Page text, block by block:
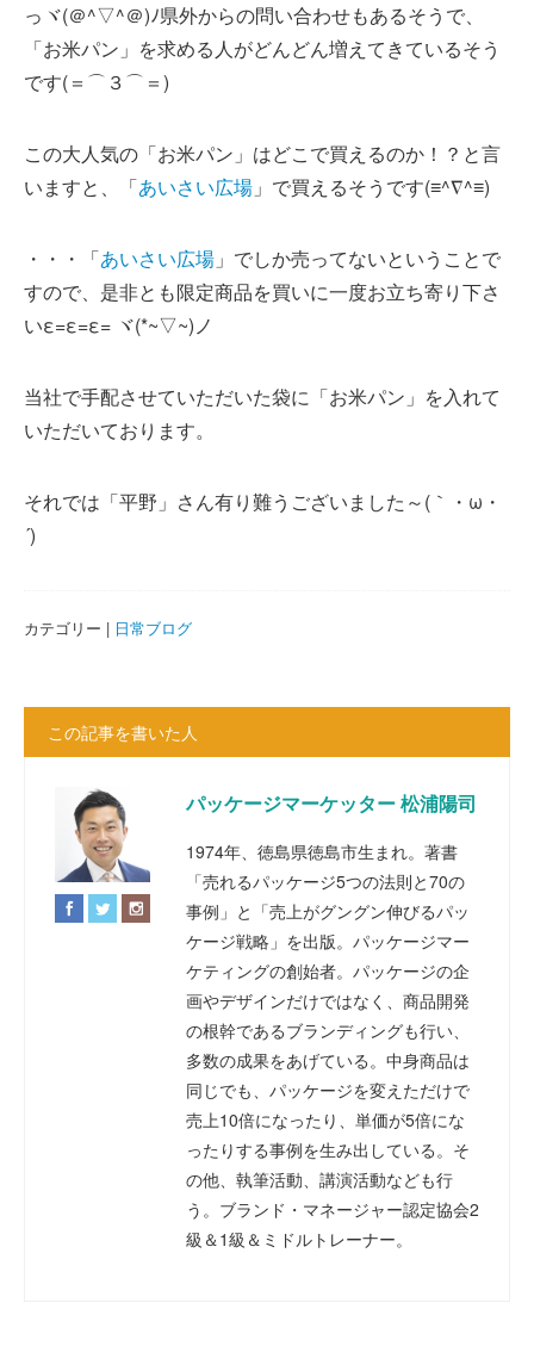
っヾ(＠^▽^＠)ﾉ県外からの問い合わせもあるそうで、
「お米パン」を求める人がどんどん増えてきているそう
です(＝⌒３⌒＝)
この大人気の「お米パン」はどこで買えるのか！？と言
いますと、「あいさい広場 」で買えるそうです(≡^∇^≡)
・・・「あいさい広場 」でしか売ってないということで
すので、是非とも限定商品を買いに一度お立ち寄り下さ
いε=ε=ε= ヾ(*~▽~)ノ
当社で手配させていただいた袋に「お米パン」を入れて
いただいております。
それでは「平野」さん有り難うございました～(｀・ω・
´)ゞ
カテゴリー | 日常ブログ
この記事を書いた人
パッケージマーケッター 松浦陽司
1974年、徳島県徳島市生まれ。著書
「売れるパッケージ5つの法則と70の
事例」と「売上がグングン伸びるパッ
ケージ戦略」を出版。パッケージマー
ケティングの創始者。パッケージの企
画やデザインだけではなく、商品開発
の根幹であるブランディングも行い、
多数の成果をあげている。中身商品は
同じでも、パッケージを変えただけで
売上10倍になったり、単価が5倍にな
ったりする事例を生み出している。そ
の他、執筆活動、講演活動なども行
う。ブランド・マネージャー認定協会2
級＆1級＆ミドルトレーナー。